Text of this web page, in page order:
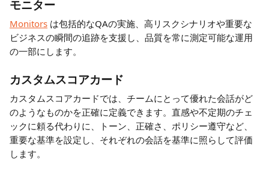
モニター
Monitors は包括的なQAの実施、高リスクシナリオや重要な
ビジネスの瞬間の追跡を支援し、品質を常に測定可能な運用
の一部にします。
カスタムスコアカード
カスタムスコアカードでは、チームにとって優れた会話がど
のようなものかを正確に定義できます。直感や不定期のチェ
ックに頼る代わりに、トーン、正確さ、ポリシー遵守など、
重要な基準を設定し、それぞれの会話を基準に照らして評価
します。